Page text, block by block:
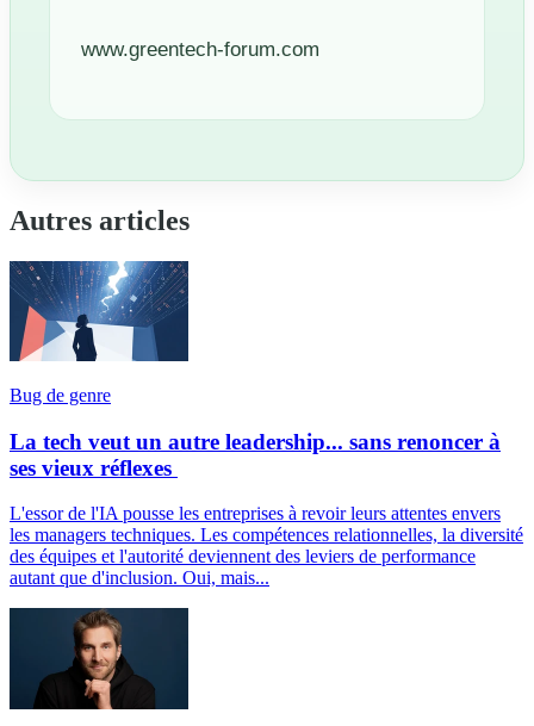
www.greentech-forum.com
Autres articles
Bug de genre
La tech veut un autre leadership... sans renoncer à
ses vieux réflexes
L'essor de l'IA pousse les entreprises à revoir leurs attentes envers
les managers techniques. Les compétences relationnelles, la diversité
des équipes et l'autorité deviennent des leviers de performance
autant que d'inclusion. Oui, mais...